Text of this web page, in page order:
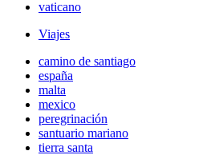
vaticano
Viajes
camino de santiago
españa
malta
mexico
peregrinación
santuario mariano
tierra santa